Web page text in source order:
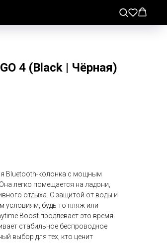
4 (Black | Чёрная)
Bluetooth-колонка с мощным
легко помещается на ладони,
отдыха. С защитой от воды и
условиям, будь то пляж или
Boost продлевает это время
стабильное беспроводное
выбор для тех, кто ценит